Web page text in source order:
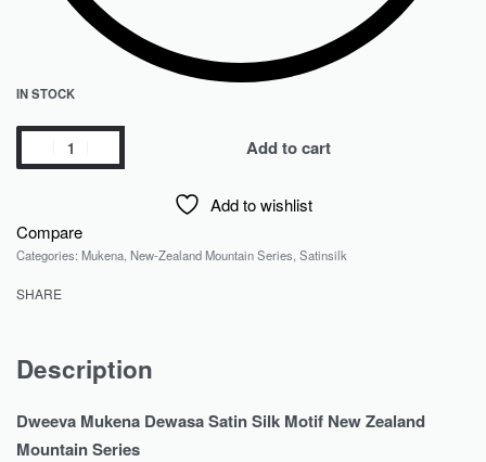
IN STOCK
Add to cart
Add to wishlist
Compare
Categories: Mukena, New-Zealand Mountain Series, Satinsilk
SHARE
Description
Dweeva Mukena Dewasa Satin Silk Motif New Zealand
Mountain Series